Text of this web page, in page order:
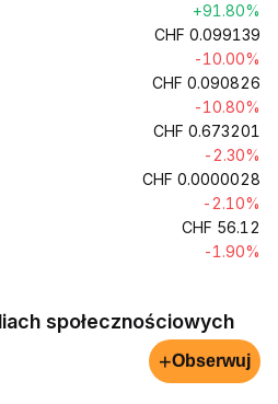
+91.80%
CHF 0.099139
-10.00%
CHF 0.090826
-10.80%
CHF 0.673201
-2.30%
CHF 0.0000028
-2.10%
CHF 56.12
-1.90%
społecznościowych
+Obserwuj